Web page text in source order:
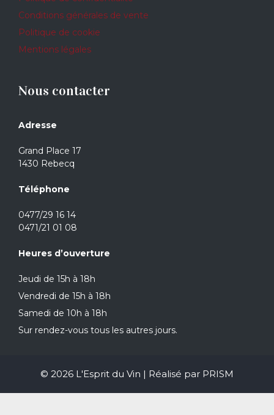
Conditions générales de vente
Politique de cookie
Mentions légales
Nous contacter
Adresse
Grand Place 17
1430 Rebecq
Téléphone
0477/29 16 14
0471/21 01 08
Heures d’ouverture
Jeudi de 15h à 18h
Vendredi de 15h à 18h
Samedi de 10h à 18h
Sur rendez-vous tous les autres jours.
© 2026 L'Esprit du Vin | Réalisé par PRISM